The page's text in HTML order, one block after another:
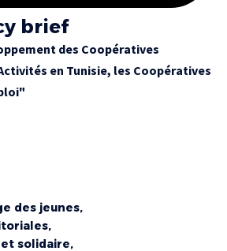
brief
des Coopératives
en Tunisie, les Coopératives
des jeunes
solidaire